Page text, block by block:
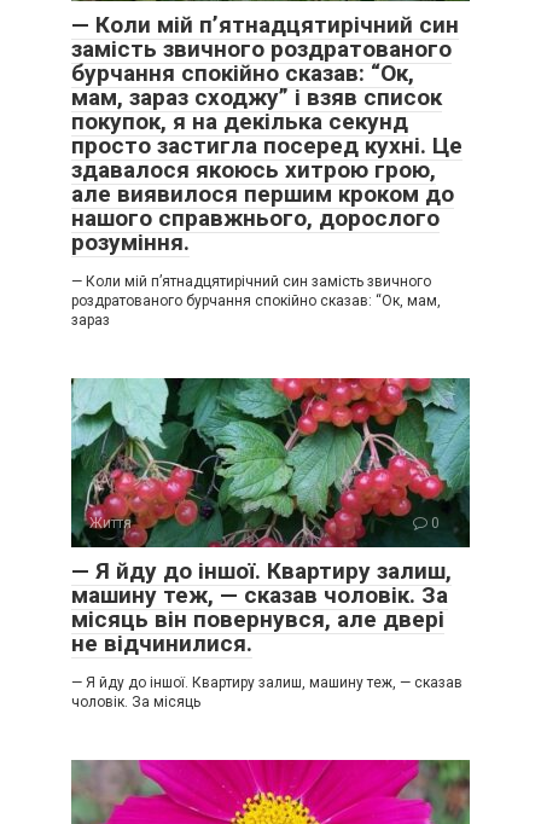
— Коли мій п’ятнадцятирічний син
замість звичного роздратованого
бурчання спокійно сказав: “Ок,
мам, зараз сходжу” і взяв список
покупок, я на декілька секунд
просто застигла посеред кухні. Це
здавалося якоюсь хитрою грою,
але виявилося першим кроком до
нашого справжнього, дорослого
розуміння.
— Коли мій п’ятнадцятирічний син замість звичного
роздратованого бурчання спокійно сказав: “Ок, мам,
зараз
Життя 0
— Я йду до іншої. Квартиру залиш,
машину теж, — сказав чоловік. За
місяць він повернувся, але двері
не відчинилися.
— Я йду до іншої. Квартиру залиш, машину теж, — сказав
чоловік. За місяць